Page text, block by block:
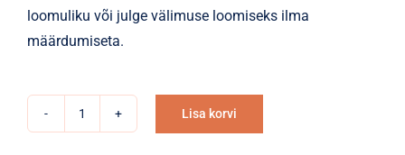
loomuliku või julge välimuse loomiseks ilma
määrdumiseta.
Lisa korvi
Alternative: